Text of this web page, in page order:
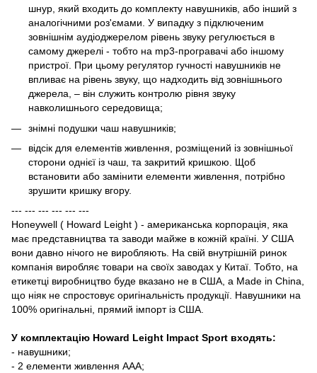
шнур, який входить до комплекту навушників, або інший з
аналогічними роз'ємами. У випадку з підключеним
зовнішнім аудіоджерелом рівень звуку регулюється в
самому джерелі - тобто на mp3-програвачі або іншому
пристрої. При цьому регулятор гучності навушників не
впливає на рівень звуку, що надходить від зовнішнього
джерела, – він служить контролю рівня звуку
навколишнього середовища;
знімні подушки чаш навушників;
відсік для елементів живлення, розміщений із зовнішньої
сторони однієї із чаш, та закритий кришкою. Щоб
встановити або замінити елементи живлення, потрібно
зрушити кришку вгору.
--- --- --- --- --- ---
Honeywell ( Howard Leight ) - американська корпорація, яка
має представництва та заводи майже в кожній країні. У США
вони давно нічого не виробляють. На свій внутрішній ринок
компанія виробляє товари на своїх заводах у Китаї. Тобто, на
етикетці виробництво буде вказано не в США, а Made in China,
що ніяк не спростовує оригінальність продукції. Навушники на
100% оригінальні, прямий імпорт із США.
У комплектацію Howard Leight Impact Sport входять:
- навушники;
- 2 елементи живлення AAA;